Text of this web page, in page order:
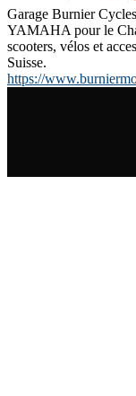
Garage Burnier
YAMAHA pour le
scooters, vélos et
Suisse.
https://